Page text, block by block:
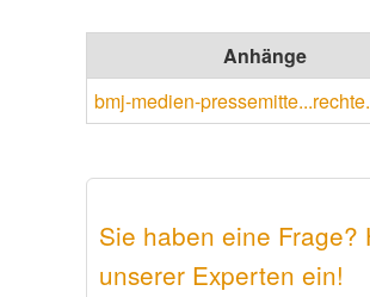
Anhänge
bmj-medien-
Sie haben eine
unserer Experten ein!